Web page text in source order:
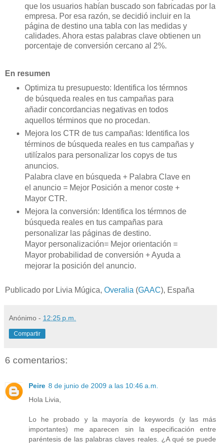
que los usuarios habían buscado son fabricadas por la
empresa. Por esa razón, se decidió incluir en la
página de destino una tabla con las medidas y
calidades. Ahora estas palabras clave obtienen un
porcentaje de conversión cercano al 2%.
En resumen
Optimiza tu presupuesto: Identifica los térmnos
de búsqueda reales en tus campañas para
añadir concordancias negativas en todos
aquellos términos que no procedan.
Mejora los CTR de tus campañas: Identifica los
términos de búsqueda reales en tus campañas y
utilízalos para personalizar los copys de tus
anuncios.
Palabra clave en búsqueda + Palabra Clave en
el anuncio = Mejor Posición a menor coste +
Mayor CTR.
Mejora la conversión: Identifica los térmnos de
búsqueda reales en tus campañas para
personalizar las páginas de destino.
Mayor personalización= Mejor orientación =
Mayor probabilidad de conversión + Ayuda a
mejorar la posición del anuncio.
Publicado por Livia Múgica, Overalia (GAAC), España
Anónimo - 12:25 p.m.
Compartir
6 comentarios:
Peire 8 de junio de 2009 a las 10:46 a.m.
Hola Livia,
Lo he probado y la mayoría de keywords (y las más
importantes) me aparecen sin la especificación entre
paréntesis de las palabras claves reales. ¿A qué se puede